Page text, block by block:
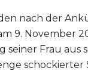
nach der
9. November
seiner Frau aus